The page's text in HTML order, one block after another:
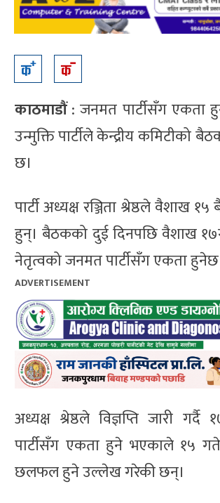
काठमाडौं: जनमत पार्टीसँग एकता
उन्मुक्ति पार्टीले केन्द्रीय कमिटीको
छ।
पार्टी अध्यक्ष रञ्जिता श्रेष्ठले वैशाख
हुन्। बैठकको दुई दिनपछि वैशाख
नेतृत्वको जनमत पार्टीसँग एकता
ADVERTISEMENT
अध्यक्ष श्रेष्ठले विज्ञप्ति जारी
पार्टीसँग एकता हुने भएकाले १५
छलफल हुने उल्लेख गरेकी छन्।